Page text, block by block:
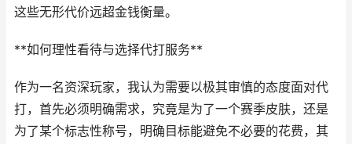
这些无形代价远超金钱衡量。
**如何理性看待与选择代打服务**
作为一名资深玩家，我认为需要以极其审慎的态度面对代
打，首先必须明确需求，究竟是为了一个赛季皮肤，还是
为了某个标志性称号，明确目标能避免不必要的花费，其